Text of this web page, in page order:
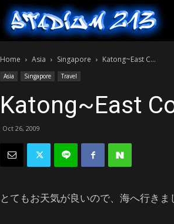
Home Asia Singapore Katong~East C...
Asia Singapore Travel
Katong~East
Oct 26, 2009
とてもお天気が良いので、海へ行きま